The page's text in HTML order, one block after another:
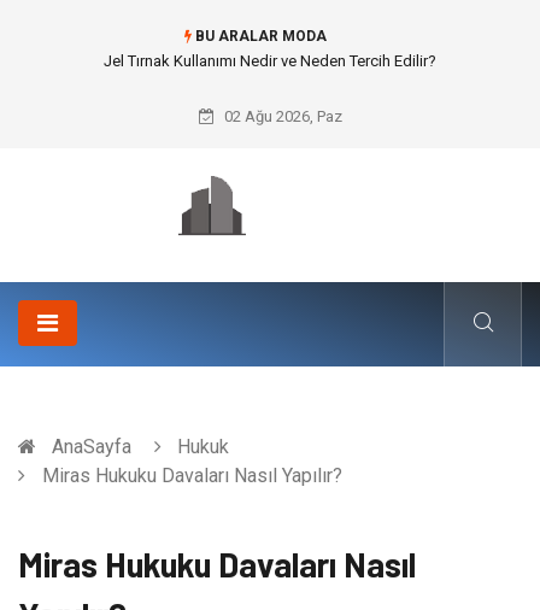
BU ARALAR MODA
Rss3 ile Otomotiv ve Lastik Sanayisinde Yüksek Mukavemet
02 Ağu 2026, Paz
AnaSayfa
Hukuk
Miras Hukuku Davaları Nasıl Yapılır?
Miras Hukuku Davaları Nasıl